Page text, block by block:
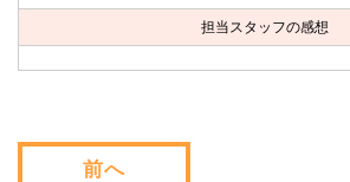
お問い合わせ
会社概要
担当スタッフの感想
前へ